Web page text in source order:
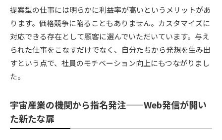
提案型の仕事には明らかに利益率が高いというメリットがあ
ります。価格競争に陥ることもありません。カスタマイズに
対応できる存在として顧客に選んでいただいています。与え
られた仕事をこなすだけでなく、自分たちから発想を生み出
すという点で、社員のモチベーション向上にもつながりまし
た。
宇宙産業の機関から指名発注——Web発信が開い
た新たな扉